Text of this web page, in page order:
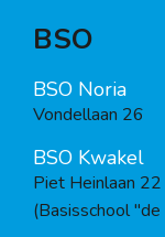
BSO
BSO Noria
Vondellaan 26
BSO Kwakel
Piet Heinlaan 22
(Basisschool "de